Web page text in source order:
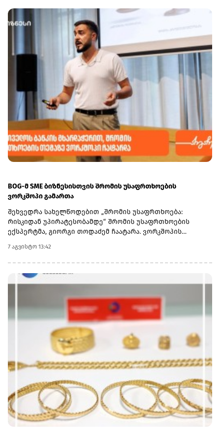
BOG-მ SME ბიზნესისთვის შრომის უსაფრთხოების
ვორკშოპი გამართა
შეხვედრა სახელწოდებით „შრომის უსაფრთხოება:
რისკიდან უპირატესობამდე“ შრომის უსაფრთხოების
ექსპერტმა, გიორგი თოდაძემ ჩაატარა. ვორკშოპის
იმის შესახებ, თუ როგორ იქცევა უსაფრთხოების
სტანდარტების დანერგვა ბიზნესის მდგრადი
განვითარების, ფინანსური სტაბილურობისა და
რეპუტაციის გაძლიერების ინსტრუმენტად.ღონისძიებაზე
როგორიცაა უსაფრთხოების ეკონომიკა და ინვესტიციის
უკუგება (ROI); როგორ გადაიქცეს უსაფრთხოება ბიზნესის
სტრატეგიულ უპირატესობად; თანამშრომელთა
რესურსების მართვა; ლიდერის როლი უსაფრთხოების
კულტურის ჩამოყალიბებაში და ნდობაზე დაფუძნებული
სამუშაო გარემოს შექმნა.მონაწილეებმა ასევე მიიღეს
პრაქტიკული რეკომენდაციები კრიზისების მართვისა და
ბიზნესის უწყვეტობის დაგეგმვის (BCP) მიმართულებით -
როგორ მოემზადონ კომპანიები ფორსმაჟორული
სიტუაციებისთვის და შეამცირონ შესაძლო ფინანსური თუ
ოპერაციული რისკები.„საქართველოს ბანკი მცირე და
საშუალო ბიზნესის მხარდასაჭერად მუდმივად ქმნის ახალ
შესაძლებლობებს. მოხარული ვართ, რომ გვაქვს
7 აგვისტო 13:42